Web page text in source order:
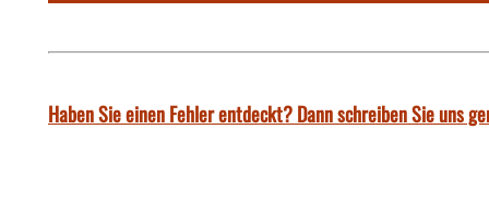
Haben Sie einen Fehler entdeckt? Dann schreiben Sie uns